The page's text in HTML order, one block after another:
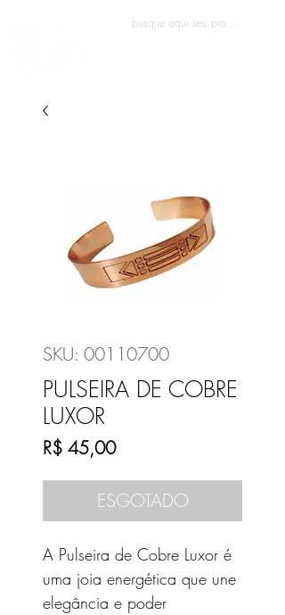
SKU: 00110700
PULSEIRA DE COBRE
LUXOR
R$ 45,00Preço
ESGOTADO
A Pulseira de Cobre Luxor é
uma joia energética que une
elegância e poder